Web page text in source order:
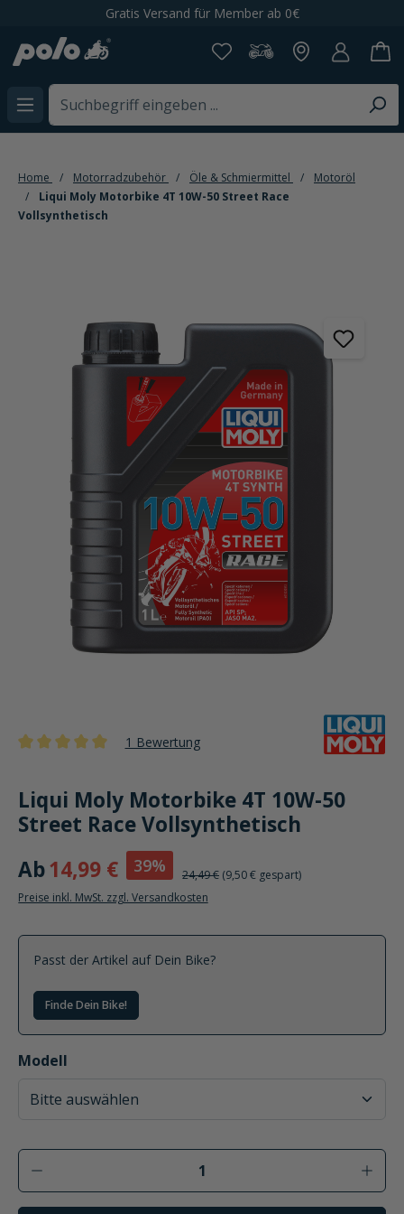
Gratis Versand für Member ab 0€
Home Motorradzubehör Öle & Schmiermittel
Motoröl
Liqui Moly Motorbike 4T 10W-50 Street Race
Vollsynthetisch
1 Bewertung
Liqui Moly Motorbike 4T 10W-50
Street Race Vollsynthetisch
Ab14,99 € 39% 24,49 € (9,50 € gespart)
Preise inkl. MwSt. zzgl. Versandkosten
Passt der Artikel auf Dein Bike?
Finde Dein Bike!
Modell
auswählen
Produkt Anzahl: Gib den gewünschten